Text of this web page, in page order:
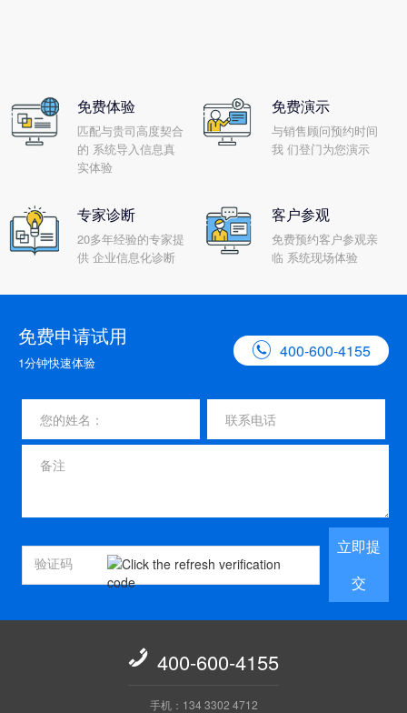
免费体验
匹配与贵司高度契合
的 系统导入信息真
实体验
免费演示
与销售顾问预约时间
我 们登门为您演示
专家诊断
20多年经验的专家提
供 企业信息化诊断
客户参观
免费预约客户参观亲
临 系统现场体验
免费申请试用
1分钟快速体验
 400-600-4155
立即提
交
 400-600-4155
手机：134 3302 4712